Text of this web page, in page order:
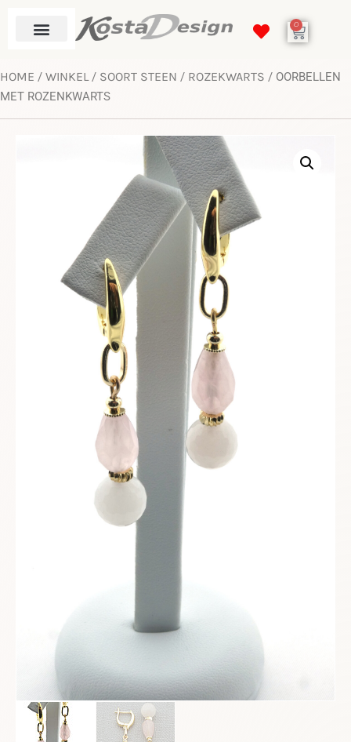
0
HOME / WINKEL/ SOORT STEEN / ROZEKWARTS / OORBELLEN
MET ROZENKWARTS